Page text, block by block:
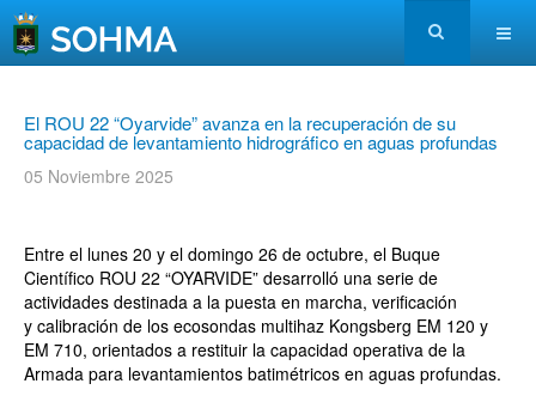
El ROU 22 “Oyarvide” avanza en la recuperación de su
capacidad de levantamiento hidrográfico en aguas profundas
05 Noviembre 2025
Entre el lunes 20 y el domingo 26 de octubre, el Buque
Científico ROU 22 “OYARVIDE” desarrolló una serie de
actividades destinada a la puesta en marcha, verificación
y calibración de los ecosondas multihaz Kongsberg EM 120 y
EM 710, orientados a restituir la capacidad operativa de la
Armada para levantamientos batimétricos en aguas profundas.